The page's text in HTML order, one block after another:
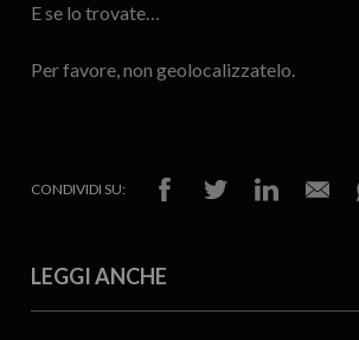
E se lo trovate…
Per favore, non geolocalizzatelo.
CONDIVIDI SU:
LEGGI ANCHE